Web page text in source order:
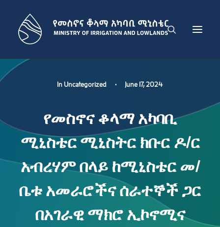
THE MINISTRY
LOWLAND DEVELOPMENT SECTOR
ADMINISTRATION SECTOR
PUBLICATIONS
GET IN TOUCH
ENGLISH
In Uncategorized • June 17, 2024
የመስኖና ቆላማ አካባቢ
ሚኒስቴር ሚኒስትር ክቡር ዶ/ር
አብረሃም በላይ ከሚኒስቴር መ/
ቤቱ አመራሮችና ሰራተኞች ጋር
በአገራዊ ማክሮ ኢኮኖሚና